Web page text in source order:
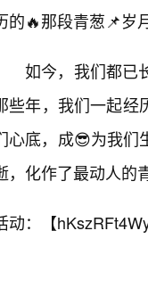
的🔥那段青葱📌岁
如今，我们都已
些年，我们一起经
心底，成😎为我们
，化作了最动人的
动：【